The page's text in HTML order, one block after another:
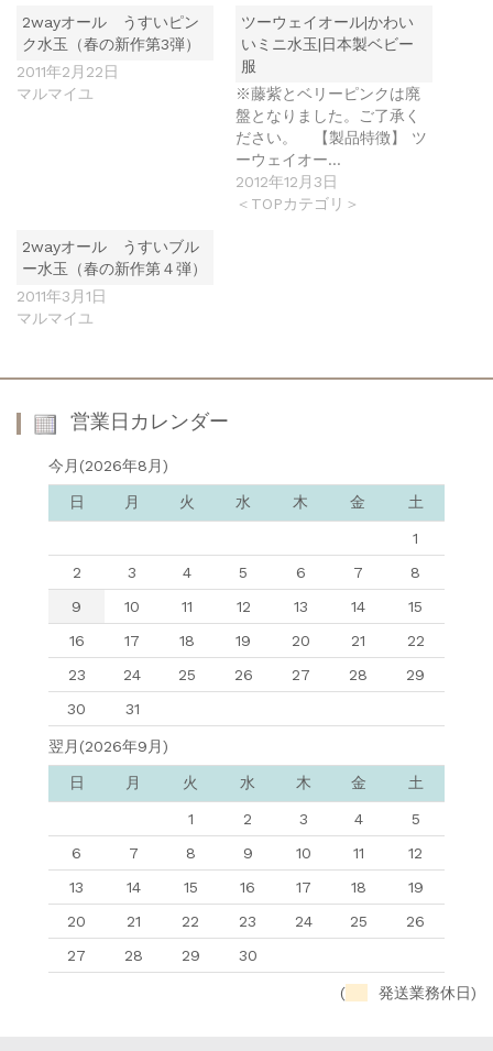
2wayオール うすいピン
ク水玉（春の新作第3弾）
2011年2月22日
マルマイユ
ツーウェイオール|かわい
いミニ水玉|日本製ベビー
服
※藤紫とベリーピンクは廃
盤となりました。ご了承く
ださい。 【製品特徴】 ツ
ーウェイオー…
2012年12月3日
＜TOPカテゴリ＞
2wayオール うすいブル
ー水玉（春の新作第４弾）
2011年3月1日
マルマイユ
営業日カレンダー
今月(2026年8月)
日 月 火 水 木 金 土
1
2
3 4 5 6 7
8
9
10 11 12 13 14
15
16
17 18 19 20 21
22
23
24 25 26 27 28
29
30
31
翌月(2026年9月)
日 月 火 水 木 金 土
1 2 3 4
5
6
7 8 9 10 11
12
13
14 15 16 17 18
19
20
21 22 23 24 25
26
27
28 29 30
( 発送業務休日)